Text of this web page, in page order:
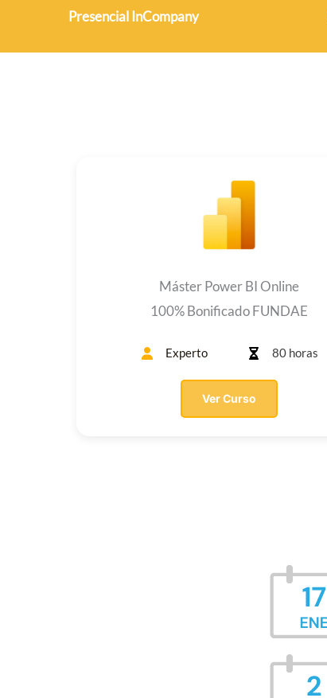
Presencial InCompany
Máster Power BI Online
100% Bonificado FUNDAE
Experto 80 horas
Ver Curso